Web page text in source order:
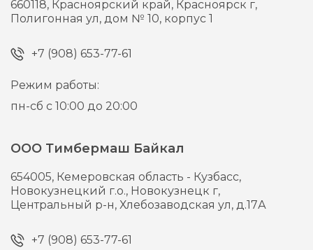
660118, Красноярский край, Красноярск г,
Полигонная ул, дом № 10, корпус 1
+7 (908) 653-77-61
Режим работы:
пн-сб с 10:00 до 20:00
ООО Тимбермаш Байкал
654005, Кемеровская область - Кузбасс,
Новокузнецкий г.о., Новокузнецк г,
Центральный р-н, Хлебозаводская ул, д.17А
+7 (908) 653-77-61